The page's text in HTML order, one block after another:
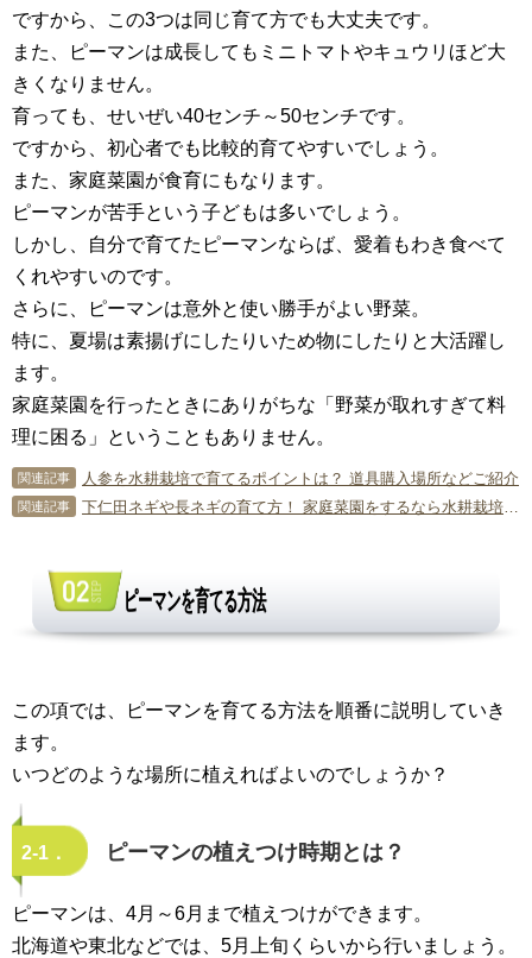
ですから、この3つは同じ育て方でも大丈夫です。
また、ピーマンは成長してもミニトマトやキュウリほど大
きくなりません。
育っても、せいぜい40センチ～50センチです。
ですから、初心者でも比較的育てやすいでしょう。
また、家庭菜園が食育にもなります。
ピーマンが苦手という子どもは多いでしょう。
しかし、自分で育てたピーマンならば、愛着もわき食べて
くれやすいのです。
さらに、ピーマンは意外と使い勝手がよい野菜。
特に、夏場は素揚げにしたりいため物にしたりと大活躍し
ます。
家庭菜園を行ったときにありがちな「野菜が取れすぎて料
理に困る」ということもありません。
関連記事 人参を水耕栽培で育てるポイントは？ 道具購入場所などご紹介
関連記事
ピーマンを育てる方法
この項では、ピーマンを育てる方法を順番に説明していき
ます。
いつどのような場所に植えればよいのでしょうか？
2-1． ピーマンの植えつけ時期とは？
ピーマンは、4月～6月まで植えつけができます。
北海道や東北などでは、5月上旬くらいから行いましょう。